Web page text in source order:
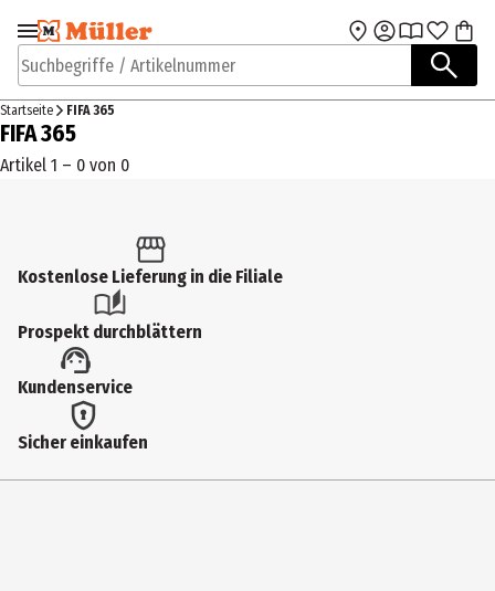
Zur Navigation
springen
Zum Hauptinhalt
Suchbegriffe / Artikelnummer
Startseite FIFA 365
FIFA 365
Artikel 1 – 0 von 0
Kostenlose Lieferung in die Filiale
Prospekt durchblättern
Kundenservice
Sicher einkaufen